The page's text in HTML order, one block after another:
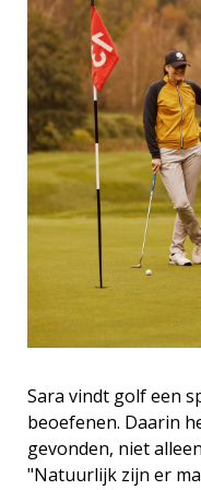
Sara vindt golf een
beoefenen. Daarin
gevonden, niet
"Natuurlijk zijn er